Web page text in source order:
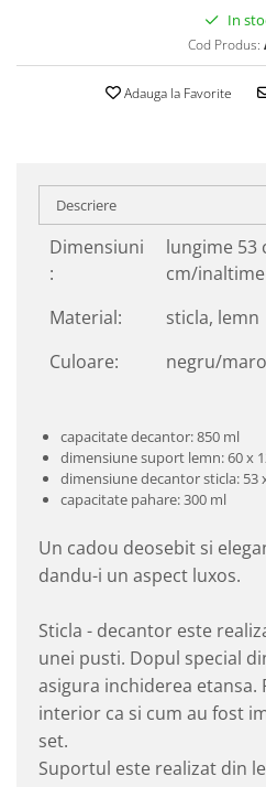
In
Cod Produs:
Adauga la Favorite
Descriere
Dimensiuni
:
lungime 53
cm/
Material:
sticla, lemn
Culoare:
negru/maro
capacitate decantor: 850 ml
dimensiune suport lemn: 60 x
dimensiune decantor sticla: 53
capacitate pahare: 300 ml
Un cadou deosebit si
dandu-i un aspect luxos.
Sticla - decantor este
unei pusti. Dopul special
asigura inchiderea etansa.
interior ca si cum au fost
set.
Suportul este realizat din